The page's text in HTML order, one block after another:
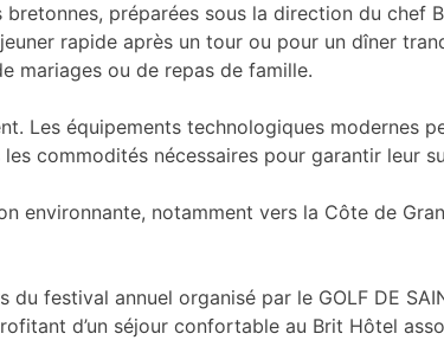
préparées sous la direction du chef
rapide après un tour ou pour un dîner
mariages ou de repas de famille.
Les équipements technologiques modernes
commodités nécessaires pour garantir leur
environnante, notamment vers la Côte de
festival annuel organisé par le GOLF DE
d’un séjour confortable au Brit Hôtel